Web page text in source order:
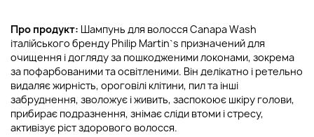
Про продукт: Шампунь для волосся Canapa Wash
італійського бренду Philip Martin`s призначений для
очищення і догляду за пошкодженими локонами, зокрема
за пофарбованими та освітленими. Він делікатно і ретельно
видаляє жирність, ороговілі клітини, пил та інші
забруднення, зволожує і живить, заспокоює шкіру голови,
прибирає подразнення, знімає сліди втоми і стресу,
активізує ріст здорового волосся.